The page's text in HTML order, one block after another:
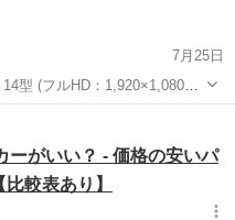
7月25日
Lake) 12コア/16スレッド